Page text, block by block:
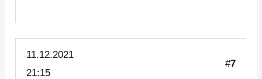
11.12.2021
21:15
#7